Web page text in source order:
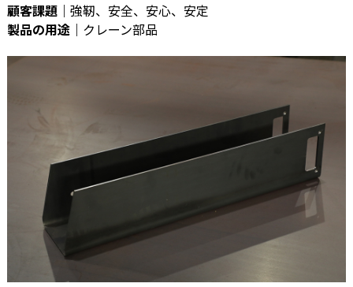
顧客課題
強靭、安全、安心、安定
製品の用途
クレーン部品